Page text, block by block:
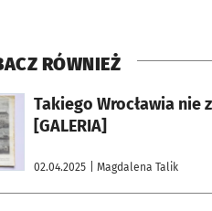
RÓWNIEŻ
Takiego Wrocławia nie
[GALERIA]
02.04.2025 | Magdalena Talik
karcie